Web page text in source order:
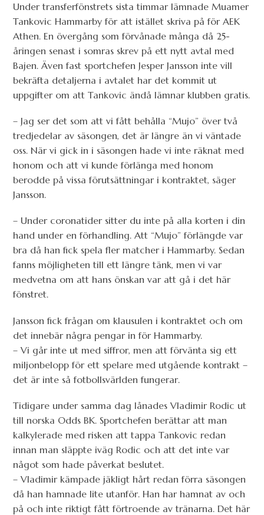
Under transferfönstrets sista timmar lämnade Muamer
Tankovic Hammarby för att istället skriva på för AEK
Athen. En övergång som förvånade många då 25-
åringen senast i somras skrev på ett nytt avtal med
Bajen. Även fast sportchefen Jesper Jansson inte vill
bekräfta detaljerna i avtalet har det kommit ut
uppgifter om att Tankovic ändå lämnar klubben gratis.
– Jag ser det som att vi fått behålla “Mujo” över två
tredjedelar av säsongen, det är längre än vi väntade
oss. När vi gick in i säsongen hade vi inte räknat med
honom och att vi kunde förlänga med honom
berodde på vissa förutsättningar i kontraktet, säger
Jansson.
– Under coronatider sitter du inte på alla korten i din
hand under en förhandling. Att “Mujo” förlängde var
bra då han fick spela fler matcher i Hammarby. Sedan
fanns möjligheten till ett längre tänk, men vi var
medvetna om att hans önskan var att gå i det här
fönstret.
Jansson fick frågan om klausulen i kontraktet och om
det innebär några pengar in för Hammarby.
– Vi går inte ut med siffror, men att förvänta sig ett
miljonbelopp för ett spelare med utgående kontrakt –
det är inte så fotbollsvärlden fungerar.
Tidigare under samma dag lånades Vladimir Rodic ut
till norska Odds BK. Sportchefen berättar att man
kalkylerade med risken att tappa Tankovic redan
innan man släppte iväg Rodic och att det inte var
något som hade påverkat beslutet.
– Vladimir kämpade jäkligt hårt redan förra säsongen
då han hamnade lite utanför. Han har hamnat av och
på och inte riktigt fått förtroende av tränarna. Det här